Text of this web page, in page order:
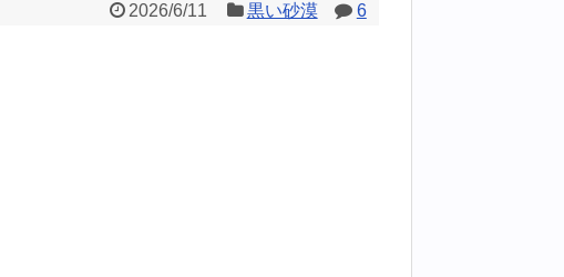
2026/6/11 黒い砂漠 6